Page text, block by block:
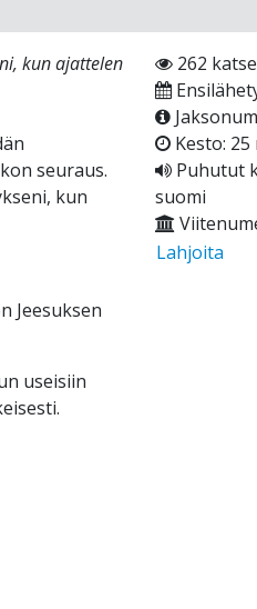
kun ajattelen
seuraus.
kun
Jeesuksen
useisiin
262
Kesto: 25
Puhutut
suomi
Lahjoita